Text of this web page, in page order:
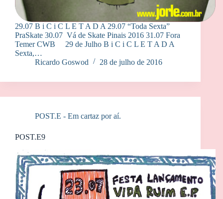
29.07 B i C i C L E T A D A 29.07 “Toda Sexta”
PraSkate 30.07 Vá de Skate Pinais 2016 31.07 Fora
Temer CWB 29 de Julho B i C i C L E T A D A
Sexta,…
Ricardo Goswod
28 de julho de 2016
POST.E - Em cartaz por aí.
POST.E9